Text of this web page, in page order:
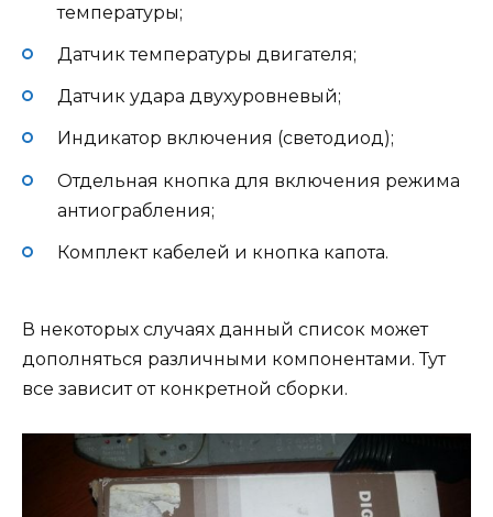
температуры;
Датчик температуры двигателя;
Датчик удара двухуровневый;
Индикатор включения (светодиод);
Отдельная кнопка для включения режима
антиограбления;
Комплект кабелей и кнопка капота.
В некоторых случаях данный список может
дополняться различными компонентами. Тут
все зависит от конкретной сборки.